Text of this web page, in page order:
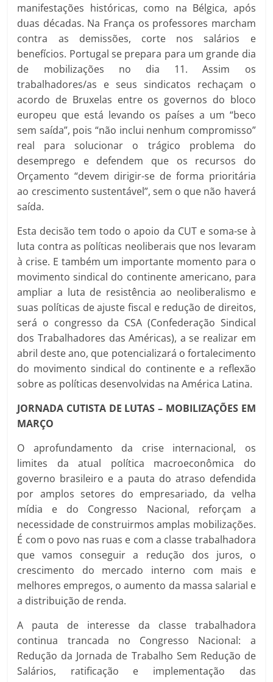
manifestações históricas, como na Bélgica, após
duas décadas. Na França os professores marcham
contra as demissões, corte nos salários e
benefícios. Portugal se prepara para um grande dia
de mobilizações no dia 11. Assim os
trabalhadores/as e seus sindicatos rechaçam o
acordo de Bruxelas entre os governos do bloco
europeu que está levando os países a um “beco
sem saída”, pois “não inclui nenhum compromisso”
real para solucionar o trágico problema do
desemprego e defendem que os recursos do
Orçamento “devem dirigir-se de forma prioritária
ao crescimento sustentável”, sem o que não haverá
saída.
Esta decisão tem todo o apoio da CUT e soma-se à
luta contra as políticas neoliberais que nos levaram
à crise. E também um importante momento para o
movimento sindical do continente americano, para
ampliar a luta de resistência ao neoliberalismo e
suas políticas de ajuste fiscal e redução de direitos,
será o congresso da CSA (Confederação Sindical
dos Trabalhadores das Américas), a se realizar em
abril deste ano, que potencializará o fortalecimento
do movimento sindical do continente e a reflexão
sobre as políticas desenvolvidas na América Latina.
JORNADA CUTISTA DE LUTAS – MOBILIZAÇÕES EM
MARÇO
O aprofundamento da crise internacional, os
limites da atual política macroeconômica do
governo brasileiro e a pauta do atraso defendida
por amplos setores do empresariado, da velha
mídia e do Congresso Nacional, reforçam a
necessidade de construirmos amplas mobilizações.
É com o povo nas ruas e com a classe trabalhadora
que vamos conseguir a redução dos juros, o
crescimento do mercado interno com mais e
melhores empregos, o aumento da massa salarial e
a distribuição de renda.
A pauta de interesse da classe trabalhadora
continua trancada no Congresso Nacional: a
Redução da Jornada de Trabalho Sem Redução de
Salários, ratificação e implementação das